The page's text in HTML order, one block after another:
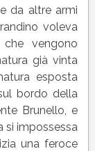
da altre armi
voleva
vengono
già vinta
esposta
bordo della
Brunello, e
si impossessa
una feroce